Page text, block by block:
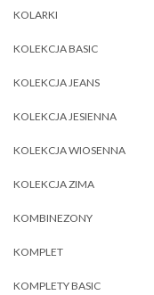
KOLARKI
KOLEKCJA BASIC
KOLEKCJA JEANS
KOLEKCJA JESIENNA
KOLEKCJA WIOSENNA
KOLEKCJA ZIMA
KOMBINEZONY
KOMPLET
KOMPLETY BASIC